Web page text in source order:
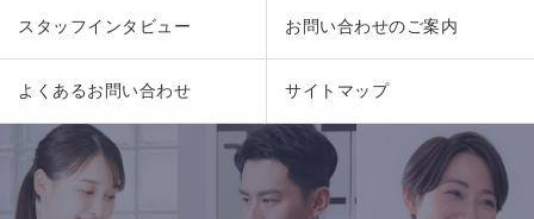
スタッフインタビュー お問い合わせのご案内
よくあるお問い合わせ サイトマップ